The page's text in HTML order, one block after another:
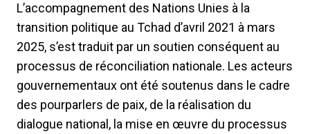
L’accompagnement des Nations Unies à la
transition politique au Tchad d’avril 2021 à mars
2025, s’est traduit par un soutien conséquent au
processus de réconciliation nationale. Les acteurs
gouvernementaux ont été soutenus dans le cadre
des pourparlers de paix, de la réalisation du
dialogue national, la mise en œuvre du processus